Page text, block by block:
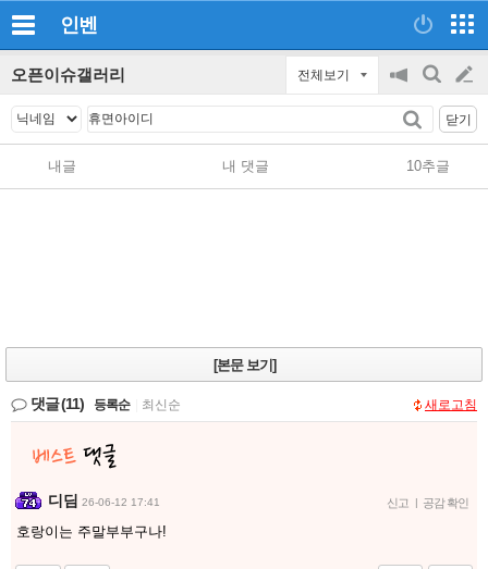
인벤
오픈이슈갤러리 전체보기
공
지
on/off
검
글
쓰
닫기
내글 내 댓글 10추글
[본문 보기]
댓글(11) 등록순 최신순 새로고침
디딤 26-06-12 17:41 신고 | 공감 확인
호랑이는 주말부부구나!